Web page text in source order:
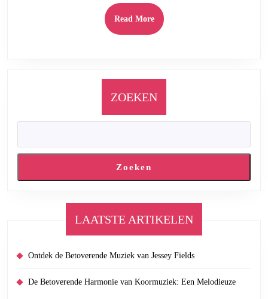
Read MoreRead
More
ZOEKEN
Zoeken
LAATSTE ARTIKELEN
Ontdek de Betoverende Muziek van Jessey Fields
De Betoverende Harmonie van Koormuziek: Een Melodieuze